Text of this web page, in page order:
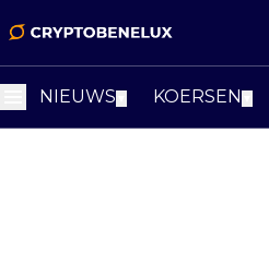
NIEUWS KOERSEN